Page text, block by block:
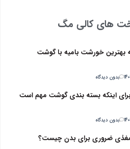
های کالی مگ
بهترین خورشت بامیه با گوشت
بدون دیدگاه
بدون دیدگاه